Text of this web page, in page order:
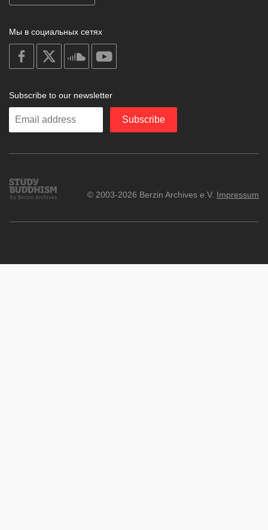
Мы в социальных сетях
on
facebook
soundcloud
Subscribe to our newsletter
Enter
Subscribe
Study
Buddhism
© 2003-2026 Berzin Archives e.V. Impressum